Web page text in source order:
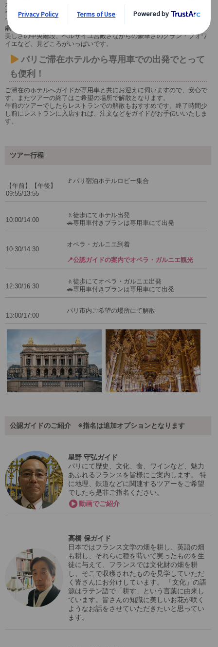
オペラ・ガルニエは1875年に完成。当時まだ誰も知ることのなかった若
手建築家のシャルル・ガルニエのデザインがコンクールで採択されたの
でした。
劇場ホールはもちろんのこと、劇場に向かう前からうっとりするような
美しさの中央階段、ベルサイユ宮殿さながらの豪華さのグラン・フォワ
イエなど、見どころがいっぱいです。
パリご滞在ホテルから専用車での出発でとって
も便利！
ご滞在のホテルへガイドが専用車と共にお迎えに伺いますので、安心で
す。またツアーの終了はご希望の場所で解散となります。
午前のツアーでしたらレストランでの解散もおすすめです。終了時間少
し前にレストランに入店すれば、注文などをガイドがお手伝いいたしま
す。
ツアー行程
【午前】【午後】
09:55/13:55
🚩パリ宿泊ホテルロビー集合
10:00/14:00
🚶徒歩にてホテル出発
🚗専用車付きプランは専用車にて出発
10:30/14:30
オペラ・ガルニエ到着
📍公認ガイドの案内でオペラ・ガルニエ観光
12:30/16:30
🚶徒歩にてオペラ・ガルニエ出発
🚗専用車付きプランは専用車にて出発
13:00/17:00
パリ市内ご希望の場所にて解散
公認ガイドのご紹介 ※指名は追加オプションとなります
星野 守弘ガイド
パリにて歴史、文化、食、ワインなど、魅力
あふれるフランスを皆様にご案内します。 特
に地理、鉄道などに関連するツアーをご希望
でしたら是非ご指名ください。
動画でご紹介
高橋 保ガイド
日本ではフランス文学の畑を耕し、英語の畑
も耕し、それらに種を蒔いて実ったものを生
徒に与えて、フランスでは文化財の畑を耕
し、そこで収穫されたものを見学していただ
く皆さんにお分けしています。 「文化」の語
源はラテン語で「耕す」という言葉に由来し
ています。皆さんの知識に美しいお花が咲く
ようなお話をさせていただきたいと思ってい
ます。